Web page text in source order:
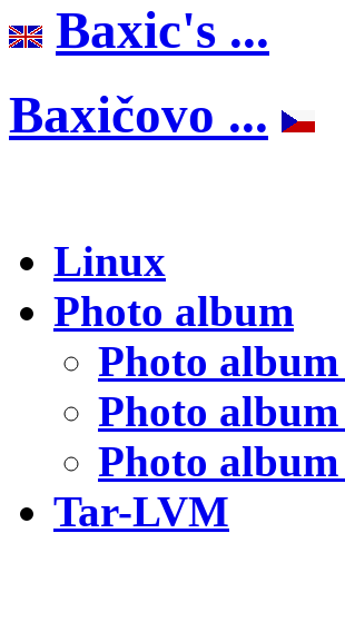
Baxic's ...
Baxičovo ...
Linux
Photo album
Photo
Photo
Photo
Tar-LVM